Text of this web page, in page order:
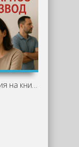
Рецензия на книгу "Диагноз развод" -